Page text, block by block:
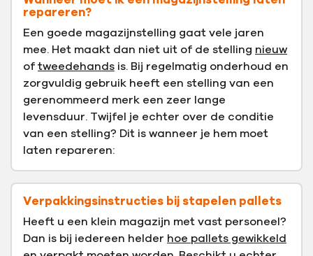
repareren?
Een goede magazijnstelling gaat vele jaren
mee. Het maakt dan niet uit of de stelling nieuw
of tweedehands is. Bij regelmatig onderhoud en
zorgvuldig gebruik heeft een stelling van een
gerenommeerd merk een zeer lange
levensduur. Twijfel je echter over de conditie
van een stelling? Dit is wanneer je hem moet
laten repareren:
Verpakkingsinstructies bij stapelen pallets
Heeft u een klein magazijn met vast personeel?
Dan is bij iedereen helder hoe pallets gewikkeld